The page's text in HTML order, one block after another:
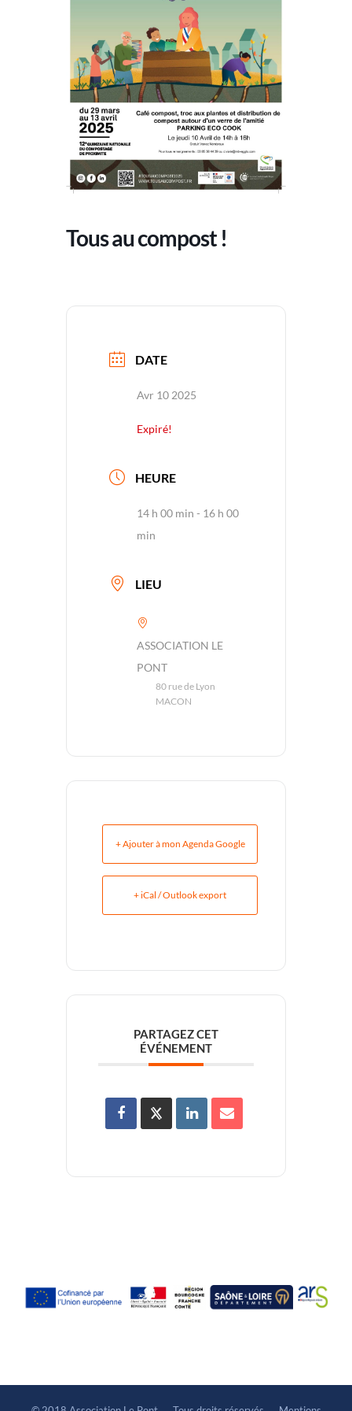
Tous au compost !
DATE
Avr 10 2025
Expiré!
HEURE
14 h 00 min - 16 h 00
min
LIEU
ASSOCIATION LE
PONT
80 rue de Lyon
MACON
+ Ajouter à mon Agenda Google
+ iCal / Outlook export
PARTAGEZ CET
ÉVÉNEMENT